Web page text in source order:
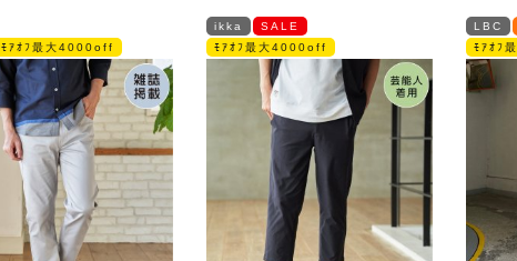
ﾓｱｵﾌ最大4000off
ikka
SALE
ﾓｱｵﾌ最大4000off
LBC
ﾓｱｵﾌ